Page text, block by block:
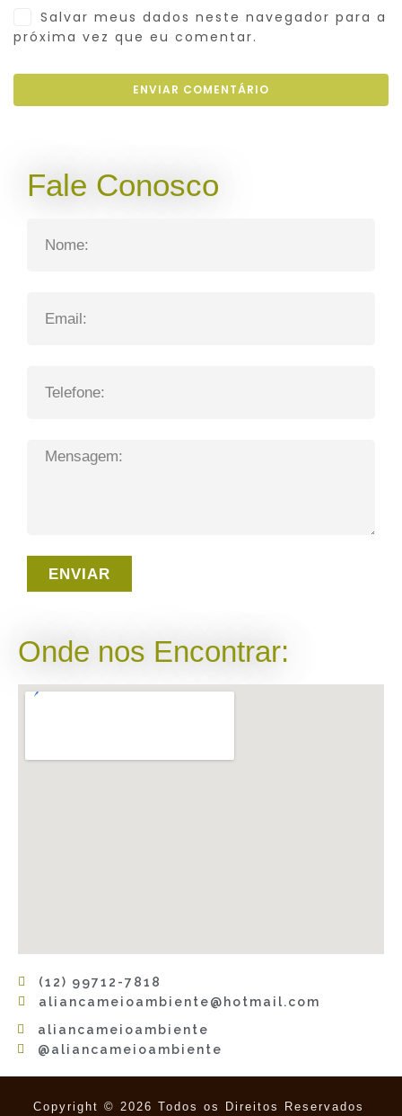
Salvar meus dados neste navegador para a
próxima vez que eu comentar.
Fale Conosco
ENVIAR
Onde nos Encontrar:
(12) 99712-7818
aliancameioambiente@hotmail.com
aliancameioambiente
@aliancameioambiente
Copyright © 2026 Todos os Direitos Reservados